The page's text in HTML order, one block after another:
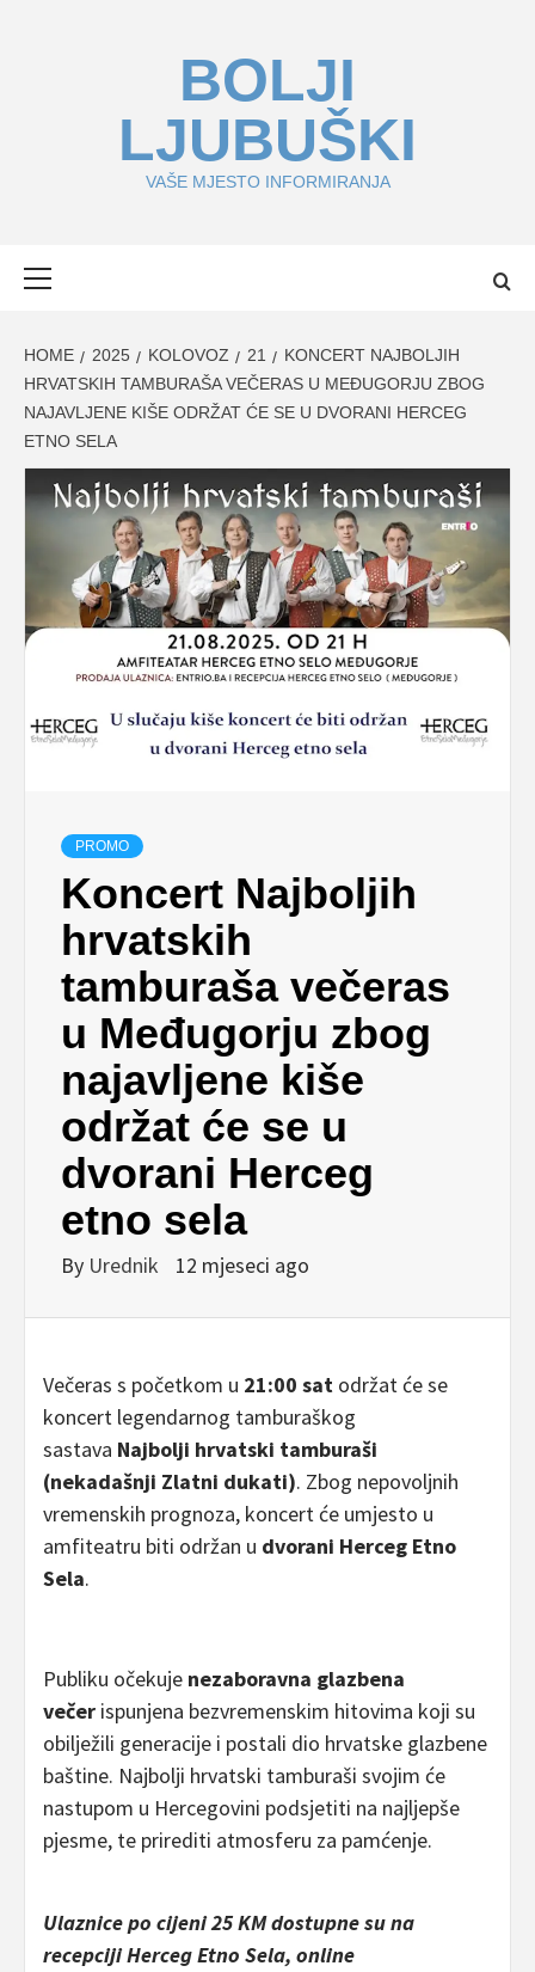
BOLJI
LJUBUŠKI
VAŠE MJESTO INFORMIRANJA
HOME 2025 KOLOVOZ 21
KONCERT NAJBOLJIH
HRVATSKIH TAMBURAŠA VEČERAS U MEĐUGORJU ZBOG
NAJAVLJENE KIŠE ODRŽAT ĆE SE U DVORANI HERCEG
ETNO SELA
PROMO
Koncert Najboljih
hrvatskih
tamburaša večeras
u Međugorju zbog
najavljene kiše
održat će se u
dvorani Herceg
etno sela
By Urednik 12 mjeseci ago
Večeras s početkom u 21:00 sat održat će se
koncert legendarnog tamburaškog
sastava Najbolji hrvatski tamburaši
(nekadašnji Zlatni dukati). Zbog nepovoljnih
vremenskih prognoza, koncert će umjesto u
amfiteatru biti održan u dvorani Herceg Etno
Sela.
Publiku očekuje nezaboravna glazbena
večer ispunjena bezvremenskim hitovima koji su
obilježili generacije i postali dio hrvatske glazbene
baštine. Najbolji hrvatski tamburaši svojim će
nastupom u Hercegovini podsjetiti na najljepše
pjesme, te prirediti atmosferu za pamćenje.
Ulaznicepo cijeni 25 KMdostupnesuna
recepciji Herceg Etno Sela, online